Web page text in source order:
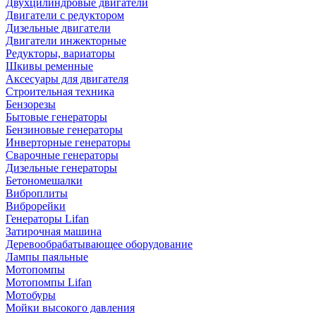
Двухцилиндровые двигатели
Двигатели с редуктором
Дизельные двигатели
Двигатели инжекторные
Редукторы, вариаторы
Шкивы ременные
Аксесуары для двигателя
Строительная техника
Бензорезы
Бытовые генераторы
Бензиновые генераторы
Инверторные генераторы
Сварочные генераторы
Дизельные генераторы
Бетономешалки
Виброплиты
Виброрейки
Генераторы Lifan
Затирочная машина
Деревообрабатывающее оборудование
Лампы паяльные
Мотопомпы
Мотопомпы Lifan
Мотобуры
Мойки высокого давления